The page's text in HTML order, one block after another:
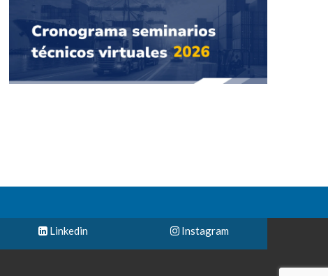
Linkedin Instagram